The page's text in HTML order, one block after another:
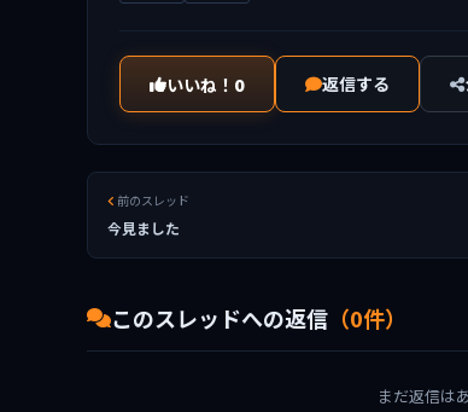
いいね！ 0 返信する
前のスレッド
今見ました
このスレッドへの返信 （0件）
まだ返信は